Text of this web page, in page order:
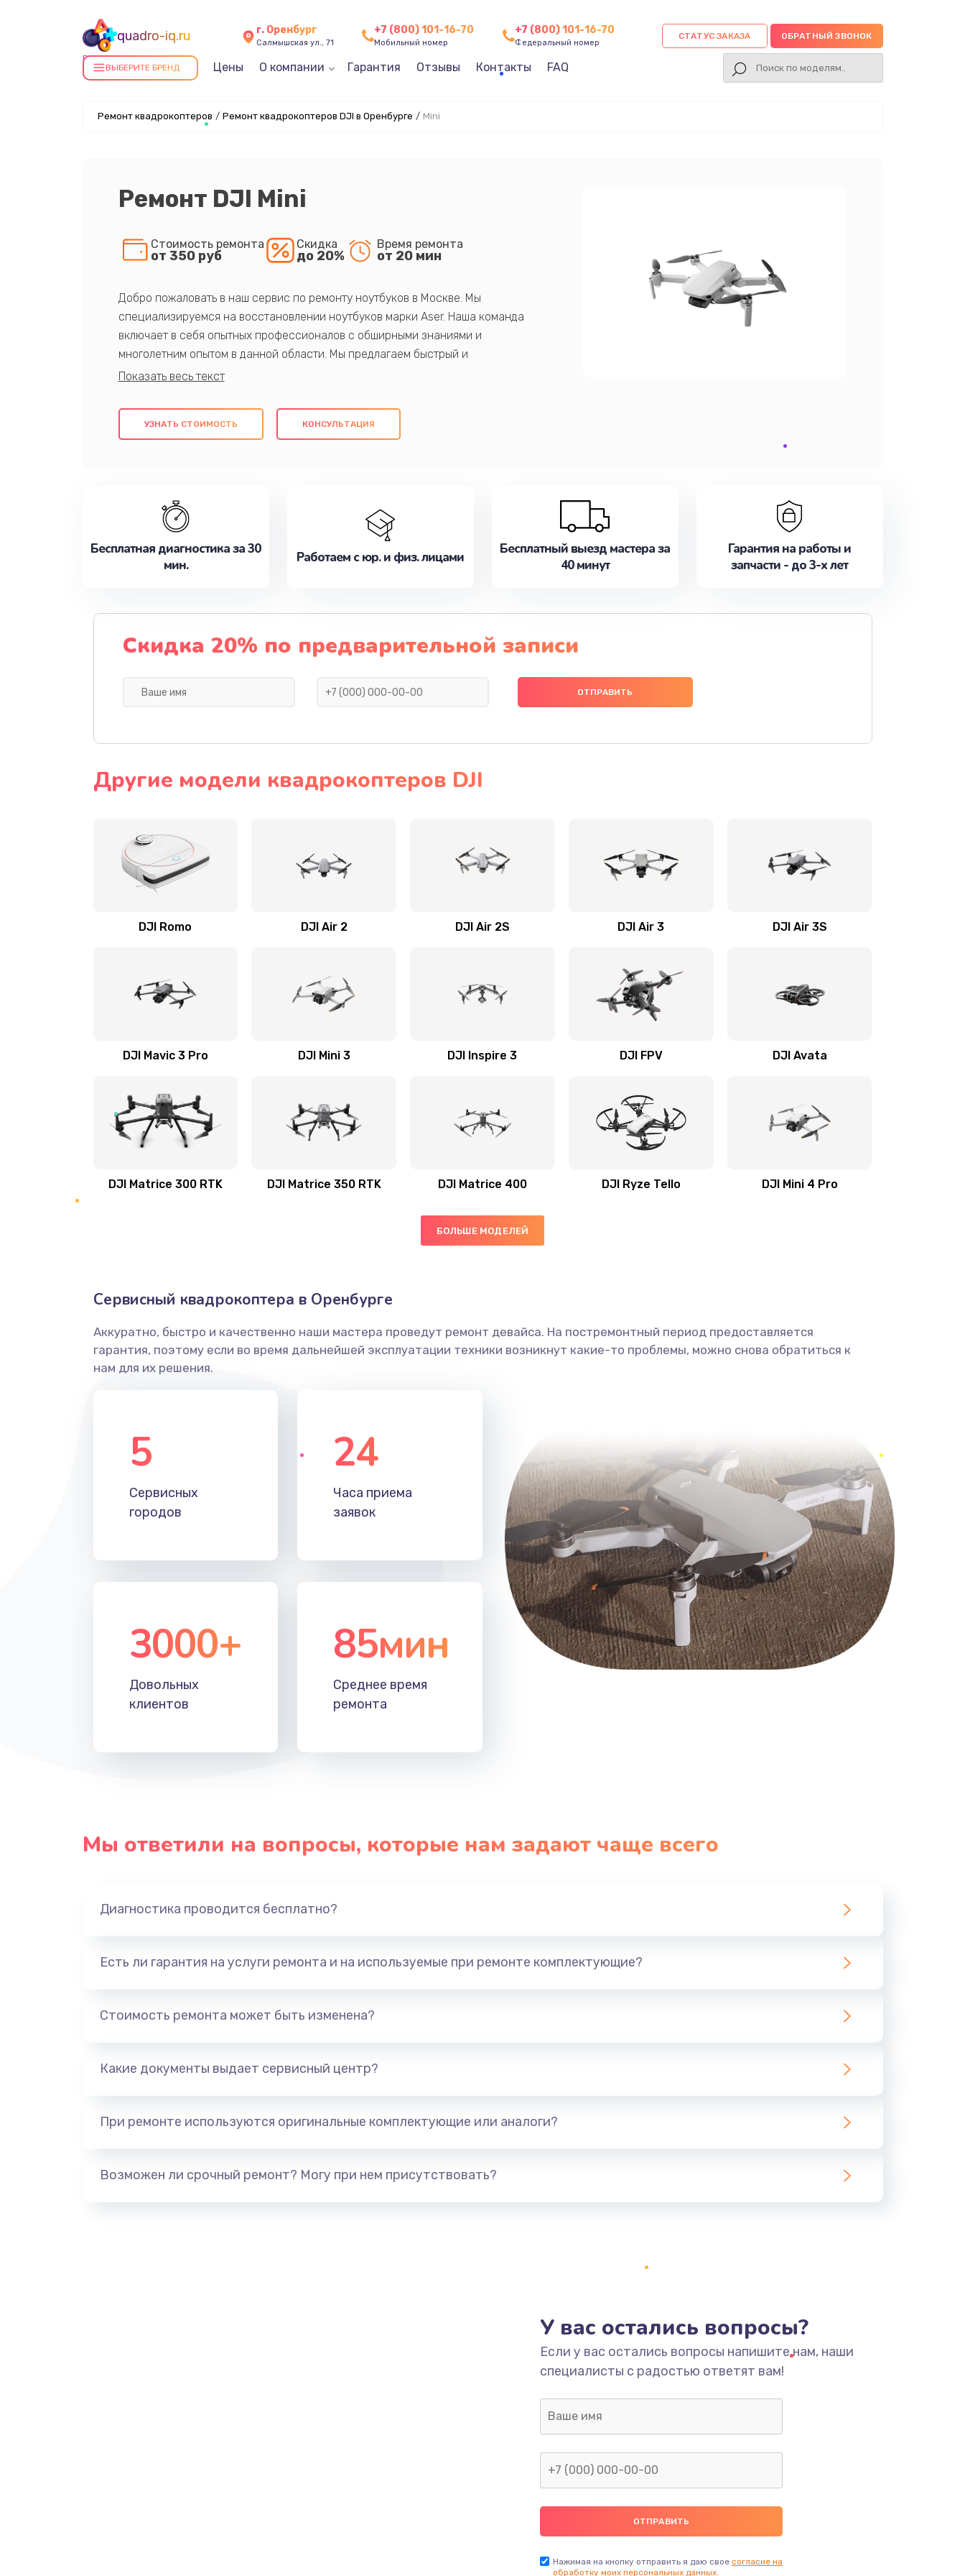
quadro-iq.ru
Ремонт квадрокоптеров в
Оренбурге
г. Оренбург
Салмышская ул., 71
+7 (800) 101-16-70
Мобильный номер
+7 (800) 101-16-70
Федеральный номер
СТАТУС ЗАКАЗА ОБРАТНЫЙ ЗВОНОК
ВЫБЕРИТЕ БРЕНД Цены О компании Гарантия Отзывы Контакты FAQ
Ремонт квадрокоптеров / Ремонт квадрокоптеров DJI в Оренбурге / Mini
Ремонт DJI Mini
Стоимость ремонта
от 350 руб
Скидка
до 20%
Время ремонта
от 20 мин
Добро пожаловать в наш сервис по ремонту ноутбуков в Москве. Мы
специализируемся на восстановлении ноутбуков марки Aser. Наша команда
включает в себя опытных профессионалов с обширными знаниями и
многолетним опытом в данной области. Мы предлагаем быстрый и
качественный ремонт с использованием оригинальных компонентов, а также
клиентам надежное и профессиональное обслуживание, удовлетворяя их
потребности наилучшим образом. Не медлите записаться на ремонт уже
УЗНАТЬ СТОИМОСТЬ КОНСУЛЬТАЦИЯ
Бесплатная диагностика за 30
мин.
Работаем с юр. и физ. лицами
Бесплатный выезд мастера за
40 минут
Гарантия на работы и
запчасти - до 3-х лет
Скидка 20% по предварительной записи
Другие модели квадрокоптеров DJI
DJI Romo DJI Air 2 DJI Air 2S DJI Air 3 DJI Air 3S
DJI Mavic 3 Pro DJI Mini 3 DJI Inspire 3 DJI FPV DJI Avata
DJI Matrice 300 RTK DJI Matrice 350 RTK DJI Matrice 400 DJI Ryze Tello DJI Mini 4 Pro
БОЛЬШЕ МОДЕЛЕЙ
Сервисный квадрокоптера в Оренбурге
Аккуратно, быстро и качественно наши мастера проведут ремонт девайса. На постремонтный период предоставляется
гарантия, поэтому если во время дальнейшей эксплуатации техники возникнут какие-то проблемы, можно снова обратиться к
нам для их решения.
5
Сервисных
городов
24
Часа приема
заявок
3000+
Довольных
клиентов
85мин
Среднее время
ремонта
Мы ответили на вопросы, которые нам задают чаще всего
Диагностика проводится бесплатно?
Есть ли гарантия на услуги ремонта и на используемые при ремонте комплектующие?
Стоимость ремонта может быть изменена?
Какие документы выдает сервисный центр?
При ремонте используются оригинальные комплектующие или аналоги?
Возможен ли срочный ремонт? Могу при нем присутствовать?
У вас остались вопросы?
Если у вас остались вопросы напишите нам, наши
специалисты с радостью ответят вам!
Нажимая на кнопку отправить я даю свое согласие на
обработку моих персональных данных.